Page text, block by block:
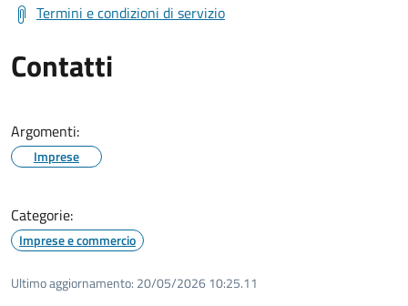
Termini e condizioni di servizio
Contatti
Argomenti:
Imprese
Categorie:
Imprese e commercio
Ultimo aggiornamento: 20/05/2026 10:25.11